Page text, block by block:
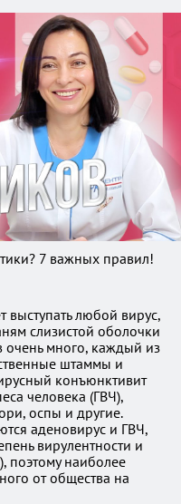
7 важных правил!
любой вирус,
слизистой оболочки
очень много, каждый из
штаммы и
конъюнктивит
человека (ГВЧ),
оспы и другие.
аденовирус и ГВЧ,
вирулентности и
поэтому наиболее
от общества на